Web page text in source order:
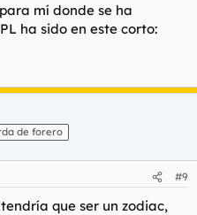
mí donde se ha
ha sido en este corto:
de forero
#9
que ser un zodiac,